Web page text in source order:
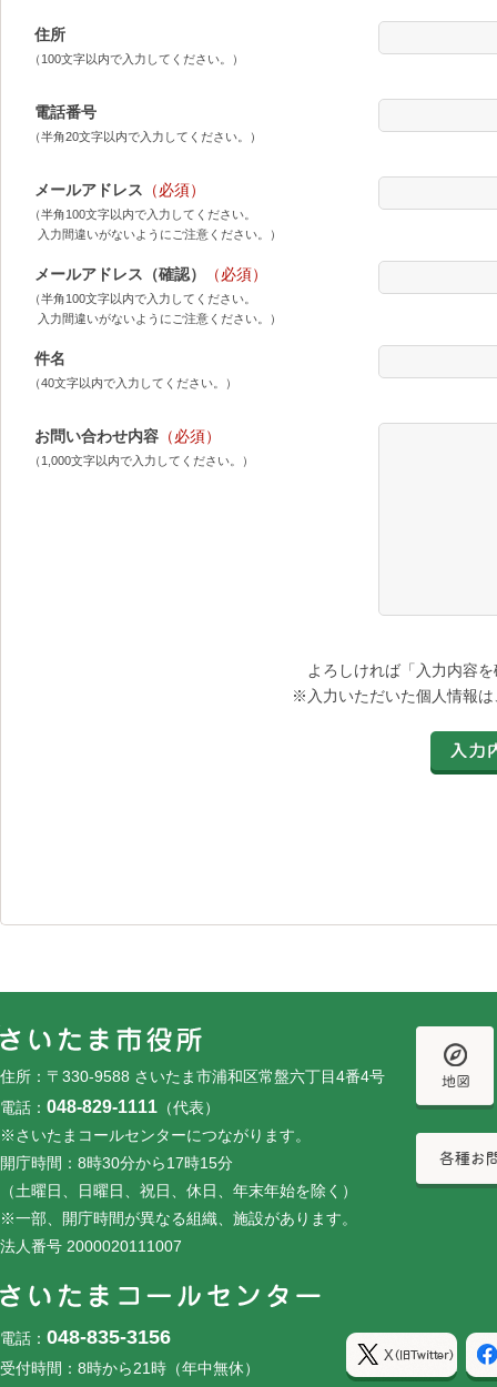
住所
（100文字以内で入力してください。）
電話番号
（半角20文字以内で入力してください。）
メールアドレス （必須）
（半角100文字以内で入力してください。
入力間違いがないようにご注意ください。）
メールアドレス（確認） （必須）
（半角100文字以内で入力してください。
入力間違いがないようにご注意ください。）
件名
（40文字以内で入力してください。）
お問い合わせ内容 （必須）
（1,000文字以内で入力してください。）
よろしければ「入力内容
※入力いただいた個人情報
住所：〒330-9588 さいたま市浦和区常盤六丁目4番4号
電話： 048-829-1111 （代表）
※さいたまコールセンターにつながります。
開庁時間：8時30分から17時15分
（土曜日、日曜日、祝日、休日、年末年始を除く）
※一部、開庁時間が異なる組織、施設があります。
法人番号 2000020111007
電話： 048-835-3156
受付時間：8時から21時（年中無休）